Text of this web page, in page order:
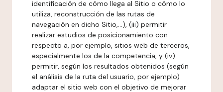
identificación de cómo llega al Sitio o cómo lo
utiliza, reconstrucción de las rutas de
navegación en dicho Sitio,...), (iii) permitir
realizar estudios de posicionamiento con
respecto a, por ejemplo, sitios web de terceros,
especialmente los de la competencia, y (iv)
permitir, según los resultados obtenidos (según
el análisis de la ruta del usuario, por ejemplo)
adaptar el sitio web con el objetivo de mejorar